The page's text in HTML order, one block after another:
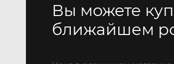
Вы можете
ближайшем